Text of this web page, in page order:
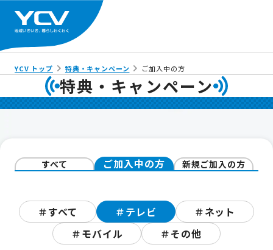
YCV トップ 特典・キャンペーン ご加入中の方
特典・キャンペーン
すべて ご加入中の方 新規ご加入の方
＃すべて ＃テレビ
＃ネット
＃モバイル
＃その他